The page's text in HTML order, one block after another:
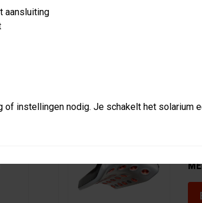
aansluiting
instellingen nodig. Je schakelt het solarium